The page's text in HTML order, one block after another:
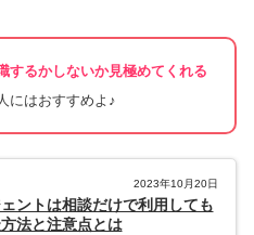
するかしないか見極めてくれる
にはおすすめよ♪
2023年10月20日
ントは相談だけで利用しても
法と注意点とは